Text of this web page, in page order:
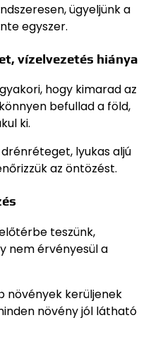
ügyeljünk a
egyszer.
vízelvezetés hiánya
hogy kimarad az
befullad a föld,
ki.
lyukas aljú
az öntözést.
teszünk,
nem érvényesül a
növények kerüljenek
növény jól látható